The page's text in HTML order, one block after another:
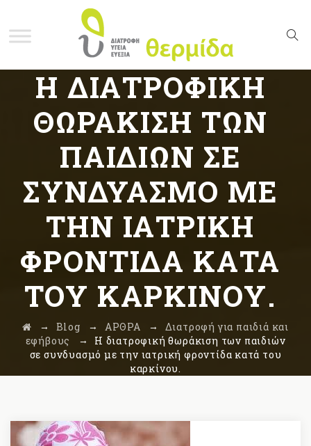
Η ΔΙΑΤΡΟΦΙΚΉ
ΘΩΡΆΚΙΣΗ ΤΩΝ
ΠΑΙΔΙΏΝ ΣΕ
ΣΥΝΔΥΑΣΜΌ ΜΕ
ΤΗΝ ΙΑΤΡΙΚΉ
ΦΡΟΝΤΊΔΑ ΚΑΤΆ
ΤΟΥ ΚΑΡΚΊΝΟΥ.
→ Blog → ΑΡΘΡΑ → Διατροφή για παιδιά και
εφήβους
→
Η διατροφική θωράκιση των παιδιών
σε συνδυασμό με την ιατρική φροντίδα κατά του
καρκίνου.